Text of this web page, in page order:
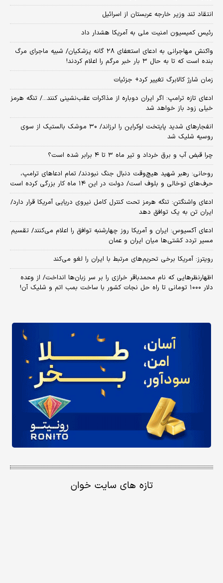
انتقاد تند وزیر خارجه عربستان از اسرائیل
رئیس کمیسیون امنیت ملی به آمریکا هشدار داد
واکنش مهاجرانی به ادعای استعفای ۲۸ گانه پزشکیان/ شبیه ماجرای مرگ
بنده است که تا به حال ۳ بار خبر مرگم را اعلام کردند!
زمان شارژ کالابرگ تغییر کرد+ جزئیات
ادعای تازه ترامپ: اگر ایران دوباره از مذاکرات عقب‌نشینی کنند.../ تنگه هرمز
خیلی زود باز خواهد شد
انفجارهای شدید پایتخت اوکراین را لرزاند/ ۳۰ موشک بالستیک از سوی
روسیه شلیک شد
چرا قبض آب و برق خرداد و تیر ماه ۳ تا ۴ برابر شده است؟
روحانی: رهبر شهید هیچ‌وقت دنبال جنگ نبودند/ تمام ادعاهای ترامپ،
حرف‌های توخالی و بلوف است/ دولت در این ۱۴ ماه کار بزرگی کرده است
ادعای واشنگتن: تنگه هرمز تحت کنترل کامل نیروی دریایی آمریکا قرار دارد/
ایران تن به یک توافق دهد
ادعای آکسیوس: ایران و آمریکا روز چهارشنبه توافق را اعلام می‌کنند/ تقسیم
مسیر تردد کشتی‌ها میان ایران و عمان
رویترز: آمریکا برخی تحریم‌های مرتبط با ایران را لغو می‌کند
اظهارنظرهایی که نام محمدباقر خرازی را بر سر زبان‌ها انداخت/ از وعده
دلار ۱۰۰۰ تومانی تا راه حل نجات کشور با ساخت بمب اتم و شلیک آن!
تازه های سایت خوان